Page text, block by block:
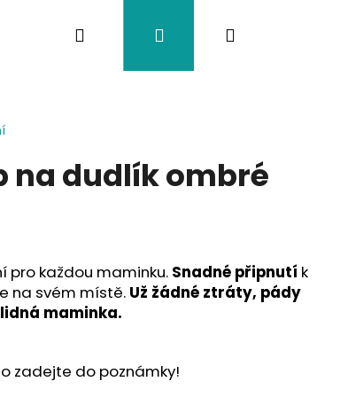
Závěsy na kočárek Twistík kousátka
Hledat PřihlášeníNákupní
na dudlík ombré
pro každou maminku. Snadné připnutí k
na svém místě. Už žádné ztráty, pády
maminka.
zadejte do poznámky!